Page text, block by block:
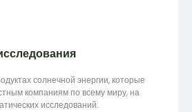
солнечной энергии, которые
компаниям по всему миру, на
исследований..